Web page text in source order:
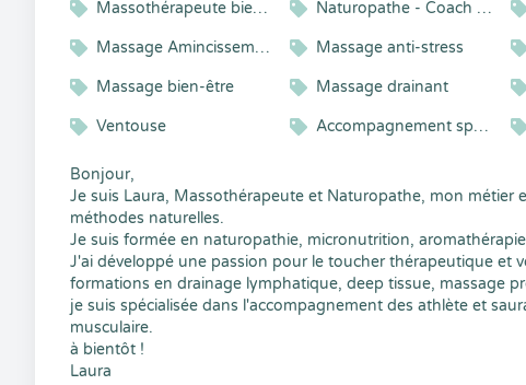
Massothérapeute bien-être Naturopathe - Coach Alimentation - Iridologue
Massage Amincissement Massage anti-stress
Massage bien-être Massage drainant
Ventouse Accompagnement sportif
Bonjour,
Je suis Laura, Massothérapeute et Naturopathe, mon métier
méthodes naturelles.
Je suis formée en naturopathie, micronutrition,
J'ai développé une passion pour le toucher thérapeutique et
formations en drainage lymphatique, deep tissue, massage
je suis spécialisée dans l'accompagnement des athlète et
musculaire.
à bientôt !
Laura